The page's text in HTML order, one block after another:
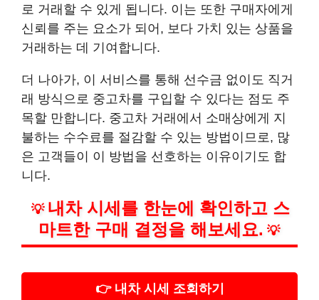
로 거래할 수 있게 됩니다. 이는 또한 구매자에게
신뢰를 주는 요소가 되어, 보다 가치 있는 상품을
거래하는 데 기여합니다.
더 나아가, 이 서비스를 통해 선수금 없이도 직거
래 방식으로 중고차를 구입할 수 있다는 점도 주
목할 만합니다. 중고차 거래에서 소매상에게 지
불하는 수수료를 절감할 수 있는 방법이므로, 많
은 고객들이 이 방법을 선호하는 이유이기도 합
니다.
💡 내차 시세를 한눈에 확인하고 스
마트한 구매 결정을 해보세요. 💡
👉 내차 시세 조회하기